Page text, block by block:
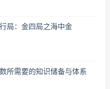
局：金四局之海中金
所需要的知识储备与体系